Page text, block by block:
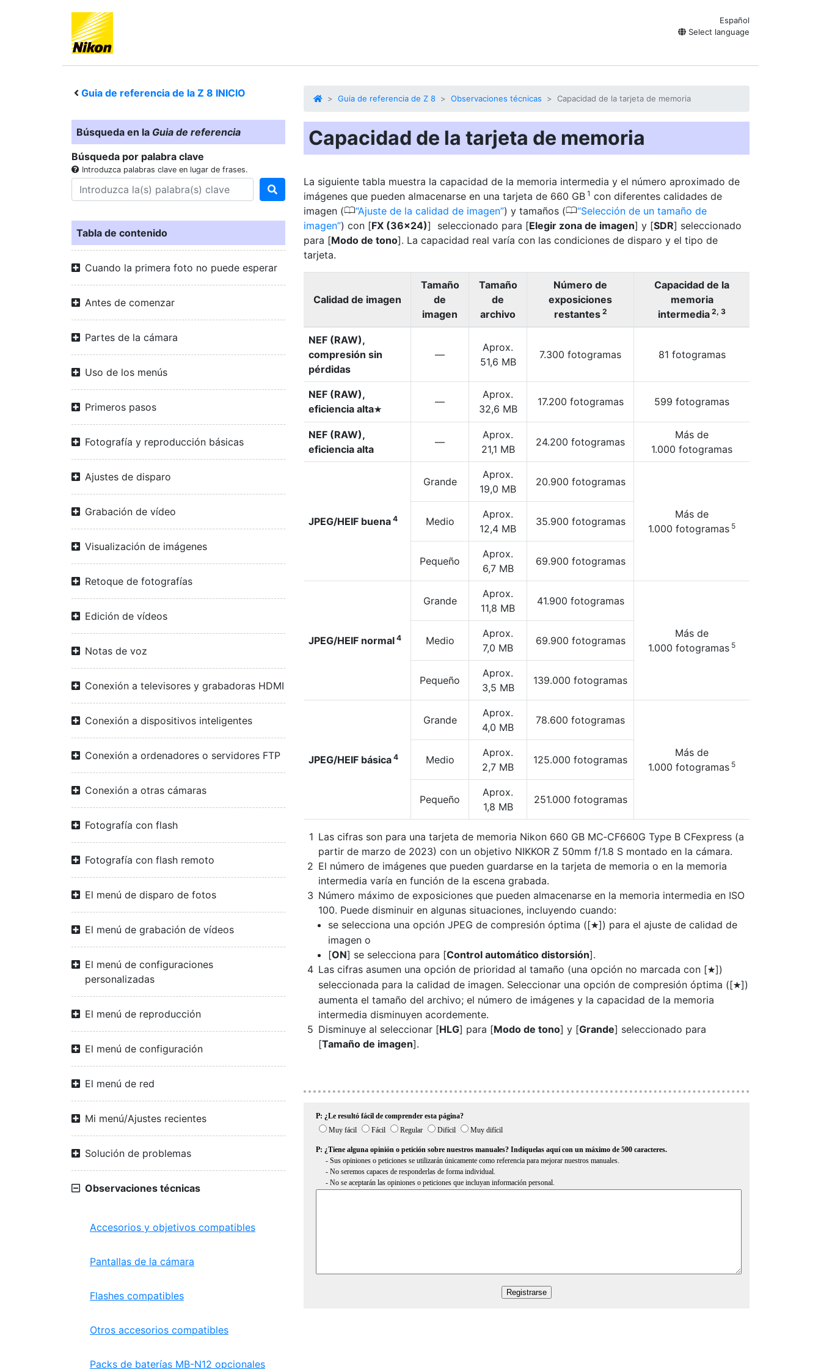
Español
Select language
Guia de referencia de la Z 8 INICIO
Búsqueda en la Guia de referencia
Búsqueda por palabra clave
Introduzca palabras clave en lugar de frases.
Tabla de contenido
Cuando la primera foto no puede esperar
Antes de comenzar
Partes de la cámara
Uso de los menús
Primeros pasos
Fotografía y reproducción básicas
Ajustes de disparo
Grabación de vídeo
Visualización de imágenes
Retoque de fotografías
Edición de vídeos
Notas de voz
Conexión a televisores y grabadoras HDMI
Conexión a dispositivos inteligentes
Conexión a ordenadores o servidores FTP
Conexión a otras cámaras
Fotografía con flash
Fotografía con flash remoto
El menú de disparo de fotos
El menú de grabación de vídeos
El menú de configuraciones
personalizadas
El menú de reproducción
El menú de configuración
El menú de red
Mi menú/Ajustes recientes
Solución de problemas
Observaciones técnicas
Accesorios y objetivos compatibles
Pantallas de la cámara
Flashes compatibles
Otros accesorios compatibles
Packs de baterías MB-N12 opcionales
Guia de referencia de Z 8 Observaciones técnicas Capacidad de la tarjeta de memoria
Capacidad de la tarjeta de memoria
La siguiente tabla muestra la capacidad de la memoria intermedia y el número aproximado de
imágenes que pueden almacenarse en una tarjeta de 660 GB 1 con diferentes calidades de
imagen (0 Ajuste de la calidad de imagen ) y tamaños (0 Selección de un tamaño de
imagen ) con [FX (36×24)] seleccionado para [Elegir zona de imagen] y [SDR] seleccionado
para [Modo de tono]. La capacidad real varía con las condiciones de disparo y el tipo de
tarjeta.
Calidad de imagen
Tamaño
de
imagen
Tamaño
de
archivo
Número de
exposiciones
restantes 2
Capacidad de la
memoria
intermedia 2, 3
NEF (RAW),
compresión sin
pérdidas
—
Aprox.
51,6 MB
7.300 fotogramas 81 fotogramas
NEF (RAW),
eficiencia altam
—
Aprox.
32,6 MB
17.200 fotogramas 599 fotogramas
NEF (RAW),
eficiencia alta
—
Aprox.
21,1 MB
24.200 fotogramas
Más de
1.000 fotogramas
JPEG/HEIF buena 4
Grande
Aprox.
19,0 MB
20.900 fotogramas
Más de
1.000 fotogramas 5
Medio
Aprox.
12,4 MB
35.900 fotogramas
Pequeño
Aprox.
6,7 MB
69.900 fotogramas
JPEG/HEIF normal 4
Grande
Aprox.
11,8 MB
41.900 fotogramas
Más de
1.000 fotogramas 5
Medio
Aprox.
7,0 MB
69.900 fotogramas
Pequeño
Aprox.
3,5 MB
139.000 fotogramas
JPEG/HEIF básica 4
Grande
Aprox.
4,0 MB
78.600 fotogramas
Más de
1.000 fotogramas 5
Medio
Aprox.
2,7 MB
125.000 fotogramas
Pequeño
Aprox.
1,8 MB
251.000 fotogramas
Las cifras son para una tarjeta de memoria Nikon 660 GB MC‑CF660G Type B CFexpress (a
partir de marzo de 2023) con un objetivo NIKKOR Z 50mm f/1.8 S montado en la cámara.
El número de imágenes que pueden guardarse en la tarjeta de memoria o en la memoria
intermedia varía en función de la escena grabada.
Número máximo de exposiciones que pueden almacenarse en la memoria intermedia en ISO
100. Puede disminuir en algunas situaciones, incluyendo cuando:
se selecciona una opción JPEG de compresión óptima ([m]) para el ajuste de calidad de
imagen o
[ON] se selecciona para [Control automático distorsión].
Las cifras asumen una opción de prioridad al tamaño (una opción no marcada con [m])
seleccionada para la calidad de imagen. Seleccionar una opción de compresión óptima ([m])
aumenta el tamaño del archivo; el número de imágenes y la capacidad de la memoria
intermedia disminuyen acordemente.
Disminuye al seleccionar [HLG] para [Modo de tono] y [Grande] seleccionado para
[Tamaño de imagen].